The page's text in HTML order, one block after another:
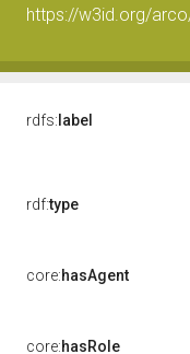
https://w3id.org/
rdfs: label
rdf:type
core:hasAgent
core:hasRole